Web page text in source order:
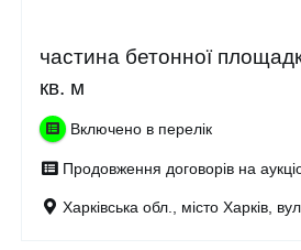
частина бетонної
кв. м
Включено в перелік
Продовження договорів на
Харківська обл., місто Харків,